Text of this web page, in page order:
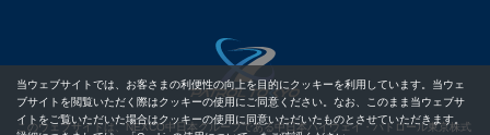
このウェブサイトは、NEXCO中日本グループである中日本ハイウェイ・パトロール東京株式
当ウェブサイトでは、お客さまの利便性の向上を目的にクッキーを利用しています。当ウェ
ブサイトを閲覧いただく際はクッキーの使用にご同意ください。なお、このまま当ウェブサ
イトをご覧いただいた場合はクッキーの使用に同意いただいたものとさせていただきます。